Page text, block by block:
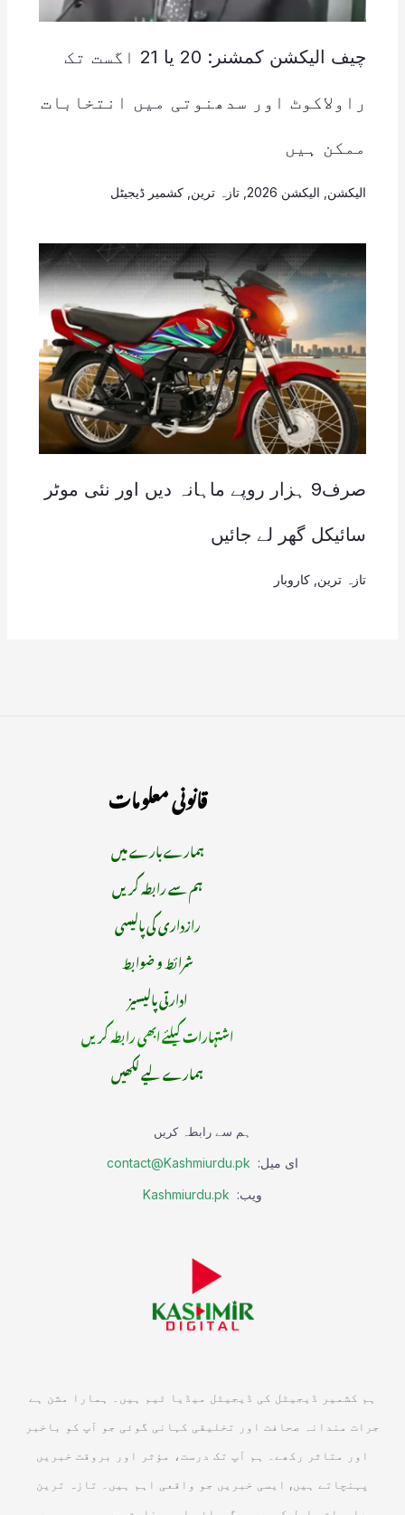
چیف الیکشن کمشنر: 20 یا 21 اگست تک
راولاکوٹ اور سدھنوتی میں انتخابات
ممکن ہیں
الیکشن الیکشن 2026 , تازہ ترین کشمیر ڈیجیٹل
صرف9 ہزار روپے ماہانہ دیں اور نئی موٹر
سائیکل گھر لے جائیں
تازہ ترین کاروبار
قانونی معلومات
ہمارے بارے میں
ہم سے رابطہ کریں
رازداری کی پالیسی
شرائط و ضوابط
ادارتی پالیسیز
اشتہارات کیلئے ابھی رابطہ کریں
ہمارے لیے لکھیں
ہم سے رابطہ کریں
ای میل: contact@Kashmiurdu.pk
ویب: Kashmiurdu.pk
ہم کشمیر ڈیجیٹل کی ڈیجیٹل میڈیا ٹیم ہیں۔ ہمارا مشن ہے
جرات مندانہ صحافت اور تخلیقی کہانی گوئی جو آپ کو باخبر
اور متاثر رکھے۔ ہم آپ تک درست، مؤثر اور بروقت خبریں
پہنچاتے ہیں, ایسی خبریں جو واقعی اہم ہیں۔ تازہ ترین